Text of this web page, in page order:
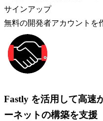
サインアップ
無料の開発者アカウントを
Fastly を活用して高速
ーネットの構築を支援